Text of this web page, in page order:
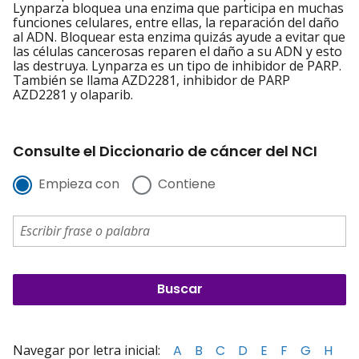
Lynparza bloquea una enzima que participa en muchas
funciones celulares, entre ellas, la reparación del daño
al ADN. Bloquear esta enzima quizás ayude a evitar que
las células cancerosas reparen el daño a su ADN y esto
las destruya. Lynparza es un tipo de inhibidor de PARP.
También se llama AZD2281, inhibidor de PARP
AZD2281 y olaparib.
Consulte el Diccionario de cáncer del NCI
Empieza con Contiene
Navegar por letra inicial: A B C D E F G H